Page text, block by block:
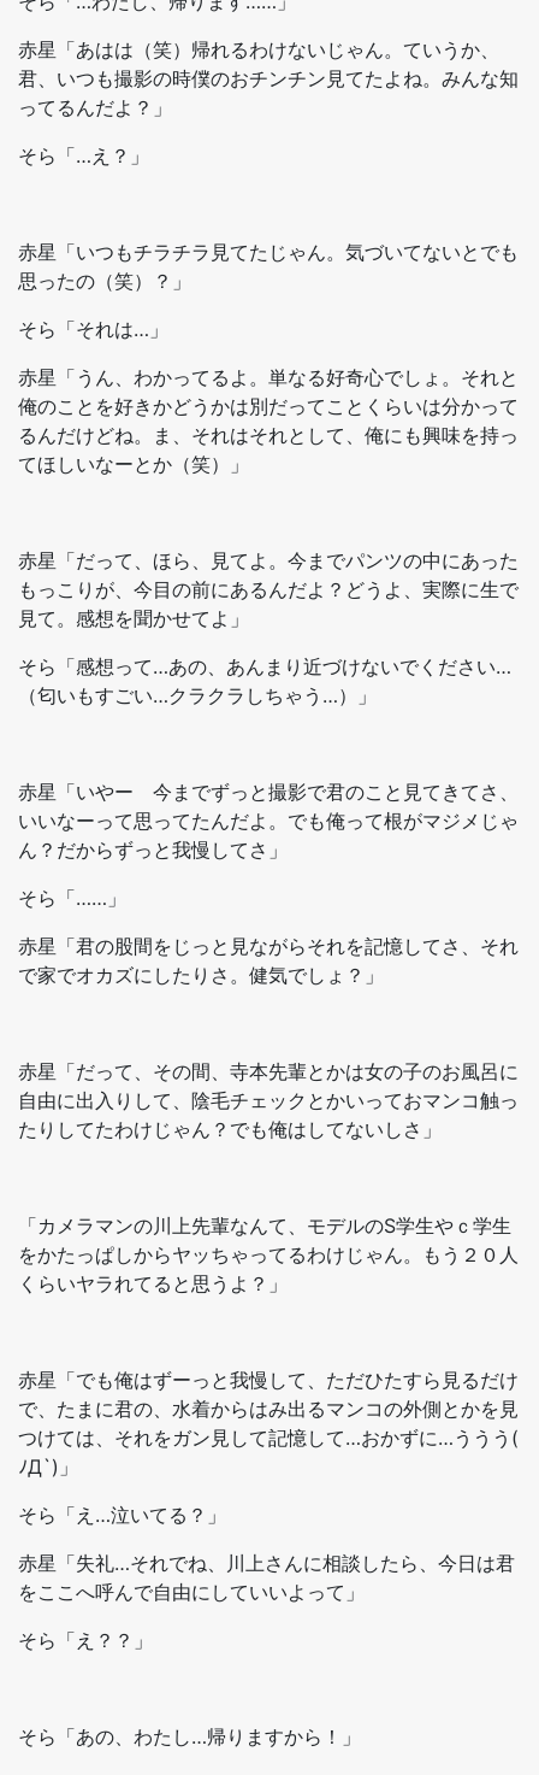
赤星「あはは（笑）帰れるわけないじゃん。ていうか、
君、いつも撮影の時僕のおチンチン見てたよね。みんな知
ってるんだよ？」
そら「…え？」
赤星「いつもチラチラ見てたじゃん。気づいてないとでも
思ったの（笑）？」
そら「それは…」
赤星「うん、わかってるよ。単なる好奇心でしょ。それと
俺のことを好きかどうかは別だってことくらいは分かって
るんだけどね。ま、それはそれとして、俺にも興味を持っ
てほしいなーとか（笑）」
赤星「だって、ほら、見てよ。今までパンツの中にあった
もっこりが、今目の前にあるんだよ？どうよ、実際に生で
見て。感想を聞かせてよ」
そら「感想って…あの、あんまり近づけないでください…
（匂いもすごい…クラクラしちゃう…）」
赤星「いやー 今までずっと撮影で君のこと見てきてさ、
いいなーって思ってたんだよ。でも俺って根がマジメじゃ
ん？だからずっと我慢してさ」
そら「……」
赤星「君の股間をじっと見ながらそれを記憶してさ、それ
で家でオカズにしたりさ。健気でしょ？」
赤星「だって、その間、寺本先輩とかは女の子のお風呂に
自由に出入りして、陰毛チェックとかいっておマンコ触っ
たりしてたわけじゃん？でも俺はしてないしさ」
「カメラマンの川上先輩なんて、モデルのS学生やｃ学生
をかたっぱしからヤッちゃってるわけじゃん。もう２０人
くらいヤラれてると思うよ？」
赤星「でも俺はずーっと我慢して、ただひたすら見るだけ
で、たまに君の、水着からはみ出るマンコの外側とかを見
つけては、それをガン見して記憶して…おかずに…ううう(
ﾉД`)」
そら「え…泣いてる？」
赤星「失礼…それでね、川上さんに相談したら、今日は君
をここへ呼んで自由にしていいよって」
そら「え？？」
そら「あの、わたし…帰りますから！」